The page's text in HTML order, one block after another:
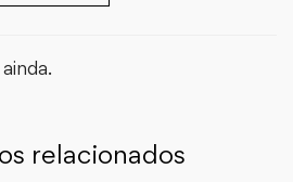
relacionados